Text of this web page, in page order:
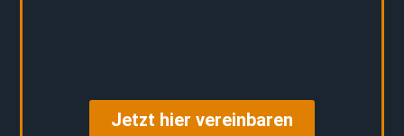
Jetzt hier vereinbaren